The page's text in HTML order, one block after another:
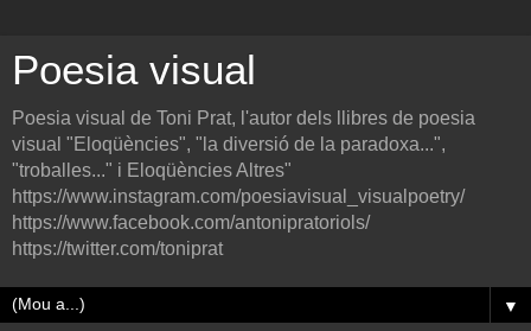
Poesia visual
Poesia visual de Toni Prat, l'autor dels llibres de poesia
visual "Eloqüències", "la diversió de la paradoxa...",
"troballes..." i Eloqüències Altres"
https://www.instagram.com/poesiavisual_visualpoetry/
https://www.facebook.com/antonipratoriols/
https://twitter.com/toniprat
▼